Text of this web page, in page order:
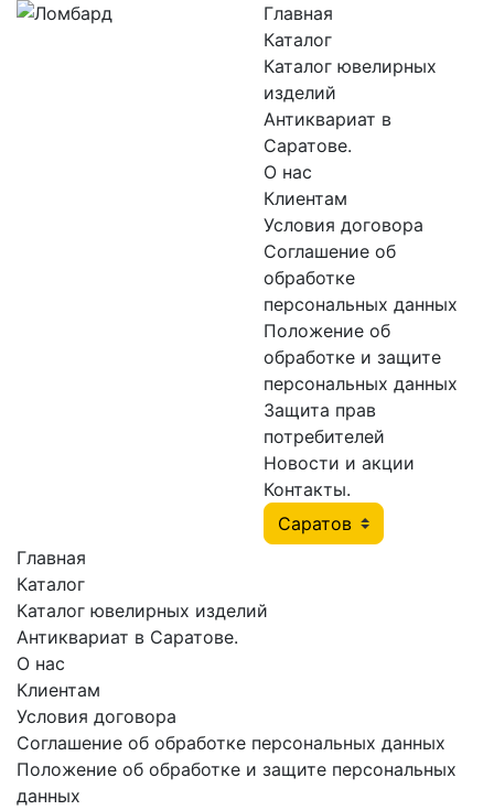
Главная
Каталог
Каталог ювелирных
изделий
Антиквариат в
Саратове.
О нас
Клиентам
Условия договора
Соглашение об
обработке
персональных данных
Положение об
обработке и защите
персональных данных
Защита прав
потребителей
Новости и акции
Контакты.
Главная
Каталог
Каталог ювелирных изделий
Антиквариат в Саратове.
О нас
Клиентам
Условия договора
Соглашение об обработке персональных данных
Положение об обработке и защите персональных
данных